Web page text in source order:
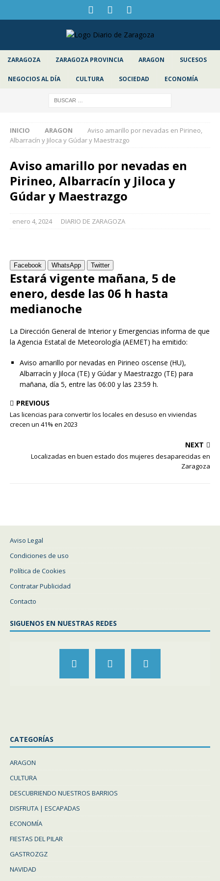
ZARAGOZA ZARAGOZA PROVINCIA ARAGON SUCESOS
NEGOCIOS AL DÍA CULTURA SOCIEDAD ECONOMÍA
INICIO ARAGON
Aviso amarillo por nevadas en Pirineo,
Albarracín y Jiloca y Gúdar y Maestrazgo
Aviso amarillo por nevadas en
Pirineo, Albarracín y Jiloca y
Gúdar y Maestrazgo
enero 4, 2024 DIARIO DE ZARAGOZA
Facebook WhatsApp Twitter
Estará vigente mañana, 5 de
enero, desde las 06 h hasta
medianoche
La Dirección General de Interior y Emergencias informa de que
la Agencia Estatal de Meteorología (AEMET) ha emitido:
Aviso amarillo por nevadas en Pirineo oscense (HU),
Albarracín y Jiloca (TE) y Gúdar y Maestrazgo (TE) para
mañana, día 5, entre las 06:00 y las 23:59 h.
PREVIOUS
Las licencias para convertir los locales en desuso en viviendas
crecen un 41% en 2023
NEXT
Localizadas en buen estado dos mujeres desaparecidas en
Zaragoza
Aviso Legal
Condiciones de uso
Política de Cookies
Contratar Publicidad
Contacto
SIGUENOS EN NUESTRAS REDES
CATEGORÍAS
ARAGON
CULTURA
DESCUBRIENDO NUESTROS BARRIOS
DISFRUTA | ESCAPADAS
ECONOMÍA
FIESTAS DEL PILAR
GASTROZGZ
NAVIDAD